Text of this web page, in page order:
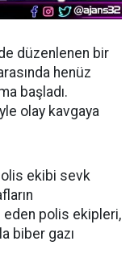
düzenlenen bir
henüz
başladı.
olay kavgaya
ekibi sevk
eden polis ekipleri,
biber gazı